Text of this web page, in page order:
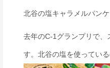
北谷の塩キャラメルパン
去年のC-1グランプリで、
す。北谷の塩を使っている